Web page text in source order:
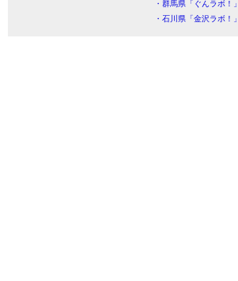
・群馬県「ぐんラボ！」
・石川県「金沢ラボ！」